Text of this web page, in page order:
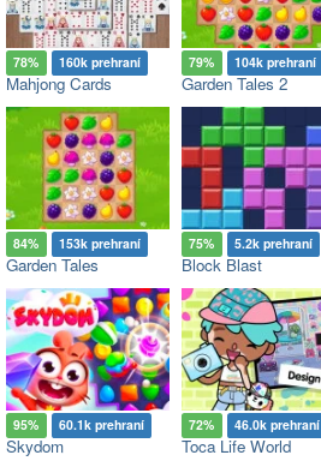
78% 160k prehraní
Mahjong Cards
79% 104k prehraní
Garden Tales 2
84% 153k prehraní
Garden Tales
75% 5.2k prehraní
Block Blast
95% 60.1k prehraní
Skydom
72% 46.0k prehraní
Toca Life World